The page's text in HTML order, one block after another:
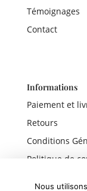
Témoignages
Contact
Informations
Paiement et
Retours
Conditions
Politique de
Nous